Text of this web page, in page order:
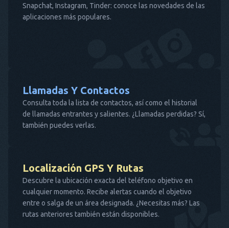
Snapchat, Instagram, Tinder: conoce las novedades de las
aplicaciones más populares.
Llamadas Y Contactos
Consulta toda la lista de contactos, así como el historial
de llamadas entrantes y salientes. ¿Llamadas perdidas? Sí,
también puedes verlas.
Localización GPS Y Rutas
Descubre la ubicación exacta del teléfono objetivo en
cualquier momento. Recibe alertas cuando el objetivo
entre o salga de un área designada. ¿Necesitas más? Las
rutas anteriores también están disponibles.